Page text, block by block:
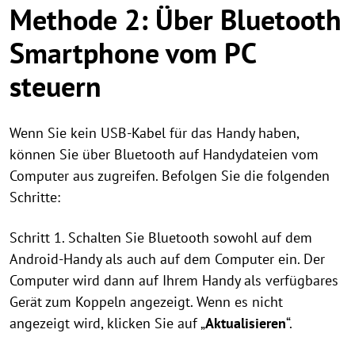
Methode 2: Über Bluetooth
Smartphone vom PC
steuern
Wenn Sie kein USB-Kabel für das Handy haben,
können Sie über Bluetooth auf Handydateien vom
Computer aus zugreifen. Befolgen Sie die folgenden
Schritte:
Schritt 1. Schalten Sie Bluetooth sowohl auf dem
Android-Handy als auch auf dem Computer ein. Der
Computer wird dann auf Ihrem Handy als verfügbares
Gerät zum Koppeln angezeigt. Wenn es nicht
angezeigt wird, klicken Sie auf „Aktualisieren“.